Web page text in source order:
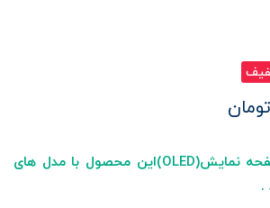
تومان
به تفاوت کیفیت صفحه نمایش(OLED)این محصول با مدل های
.